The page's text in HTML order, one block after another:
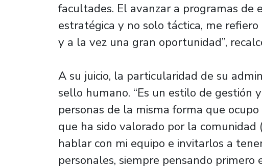
facultades. El avanzar a programas de
estratégica y no solo táctica, me
y a la vez una gran oportunidad”,
A su juicio, la particularidad de su
sello humano. “Es un estilo de gestión
personas de la misma forma que
que ha sido valorado por la
hablar con mi equipo e invitarlos a
personales, siempre pensando